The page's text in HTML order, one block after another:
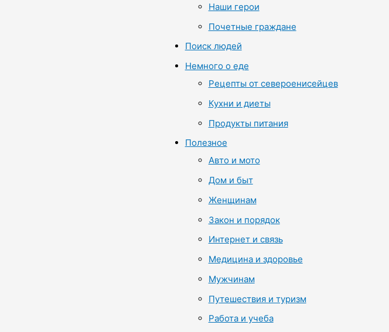
Наши герои
Почетные граждане
Поиск людей
Немного о еде
Рецепты от североенисейцев
Кухни и диеты
Продукты питания
Полезное
Авто и мото
Дом и быт
Женщинам
Закон и порядок
Интернет и связь
Медицина и здоровье
Мужчинам
Путешествия и туризм
Работа и учеба